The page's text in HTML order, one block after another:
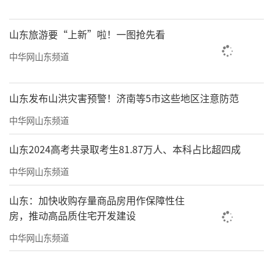
财富广场B区超高层深耕绿色低碳商务领域的重
要里程碑，亦是项目迭代升级的全新开端。未
康商务赛道，不断完善硬件配套与全周期智慧
运维服务，持续打磨低碳、舒适、健康、高效
的总部商务空间。依托金家岭CBD核芯区位优
势，持续践行绿色可持续发展理念，助力青岛
商务建筑行业提质升级，赋能城市低碳经济高
质量发展。
山东旅游要“上新”啦！一图抢先看
中华网山东频道
山东发布山洪灾害预警！济南等5市这些地区注意防范
中华网山东频道
山东2024高考共录取考生81.87万人、本科占比超四成
中华网山东频道
山东：加快收购存量商品房用作保障性住
房，推动高品质住宅开发建设
中华网山东频道